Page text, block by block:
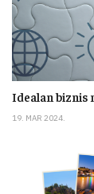
Idealan biznis
19. MAR 2024.